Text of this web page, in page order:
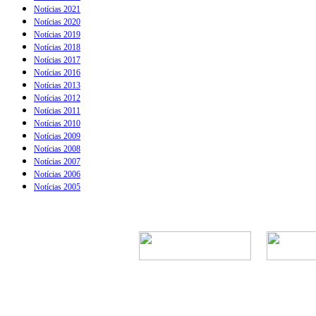
Notícias 2021
Notícias 2020
Notícias 2019
Notícias 2018
Notícias 2017
Notícias 2016
Notícias 2013
Notícias 2012
Notícias 2011
Notícias 2010
Notícias 2009
Notícias 2008
Notícias 2007
Notícias 2006
Notícias 2005